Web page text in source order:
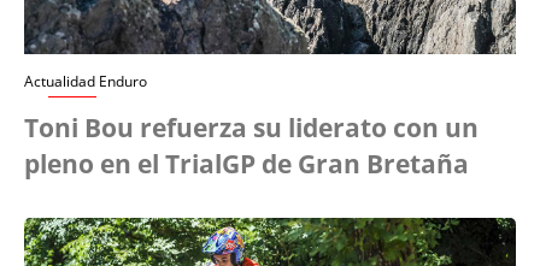
Actualidad Enduro
Toni Bou refuerza su liderato con un
pleno en el TrialGP de Gran Bretaña